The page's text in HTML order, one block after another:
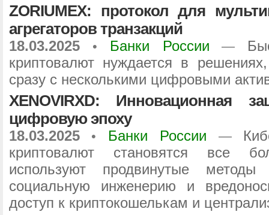
ZORIUMEX: протокол для
агрегаторов транзакций
18.03.2025 • Банки России —
криптовалют нуждается в
сразу с несколькими цифровыми
XENOVIRXD: Инновационная
цифровую эпоху
18.03.2025 • Банки России —
криптовалют становятся все
используют продвинутые
социальную инженерию и
доступ к криптокошелькам и